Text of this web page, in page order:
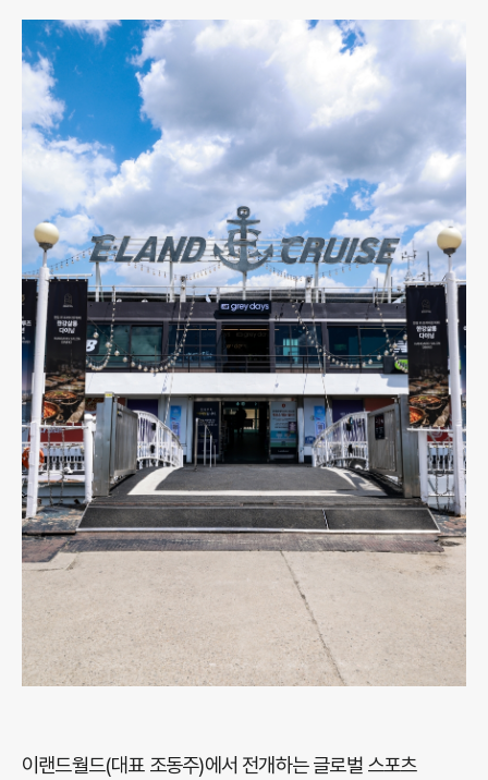
이랜드월드(대표 조동주)에서 전개하는 글로벌 스포츠